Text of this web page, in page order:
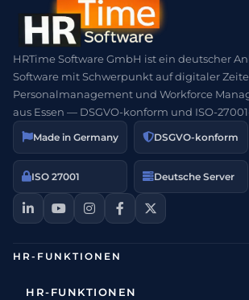
HRTime Software GmbH ist ein deutscher
Software mit Schwerpunkt auf digitaler
Personalmanagement und Workforce
aus Essen — DSGVO-konform und ISO-
Made in Germany DSGVO-konform
ISO 27001 Deutsche Server
HR-FUNKTIONEN
HR-FUNKTIONEN